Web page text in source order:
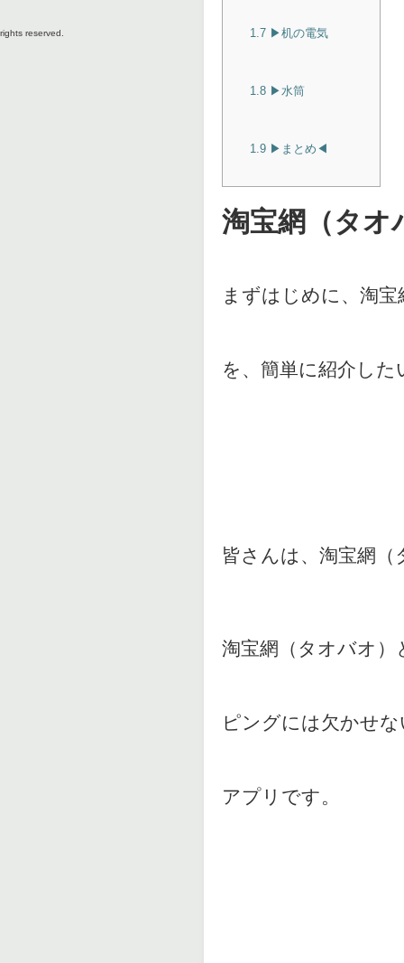
rights reserved. 1.7▶︎机の電気
1.8▶︎水筒
1.9▶︎まとめ◀︎
淘宝網（タオ
まずはじめに、淘
を、簡単に紹介し
皆さんは、淘宝網
淘宝網（タオバオ
ピングには欠かせ
アプリです。